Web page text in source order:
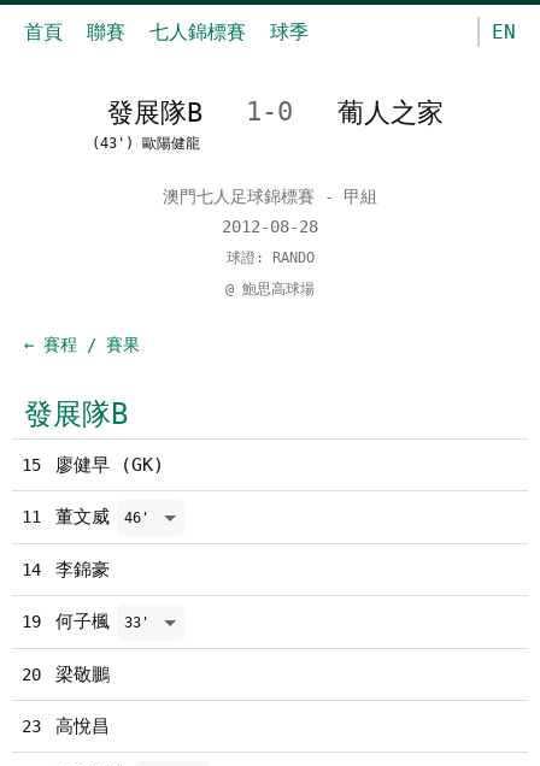
首頁 聯賽 七人錦標賽 球季 EN
發展隊B 1-0 葡人之家
(43') 歐陽健龍
澳門七人足球錦標賽 - 甲組
2012-08-28
球證: RANDO
@ 鮑思高球場
← 賽程 / 賽果
發展隊B
15 廖健早 (GK)
11 董文威 46'
14 李錦豪
19 何子楓 33'
20 梁敬鵬
23 高悅昌